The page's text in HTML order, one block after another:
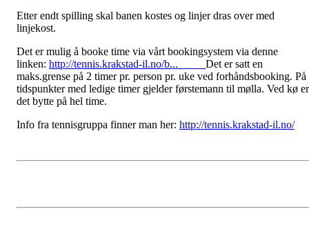
Etter endt spilling skal banen kostes og linjer dras over med
linjekost.
Det er mulig å booke time via vårt bookingsystem via denne
linken: http://tennis.krakstad-il.no/b... Det er satt en
maks.grense på 2 timer pr. person pr. uke ved forhåndsbooking. På
tidspunkter med ledige timer gjelder førstemann til mølla. Ved kø er
det bytte på hel time.
Info fra tennisgruppa finner man her: http://tennis.krakstad-il.no/